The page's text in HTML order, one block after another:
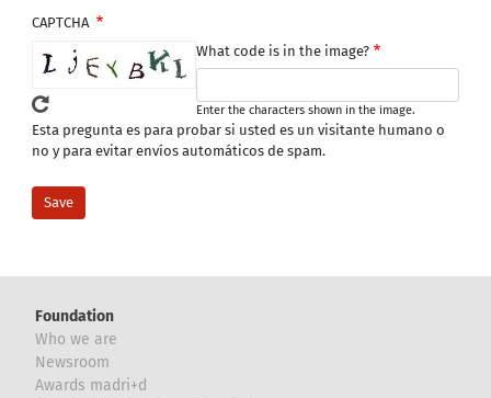
CAPTCHA
What code is in the image?
Enter the characters shown in the image.
Esta pregunta es para probar si usted es un visitante humano o
no y para evitar envíos automáticos de spam.
Foundation
Who we are
Newsroom
Awards madri+d